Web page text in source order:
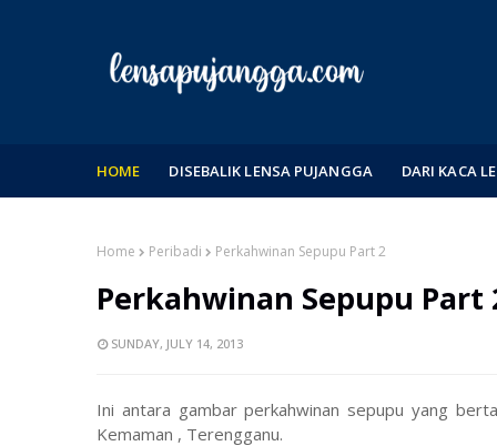
HOME DISEBALIK LENSA PUJANGGA DARI KACA
Home Peribadi Perkahwinan Sepupu Part 2
Perkahwinan Sepupu Part
SUNDAY, JULY 14, 2013
Ini antara gambar perkahwinan sepupu yang
Kemaman , Terengganu.